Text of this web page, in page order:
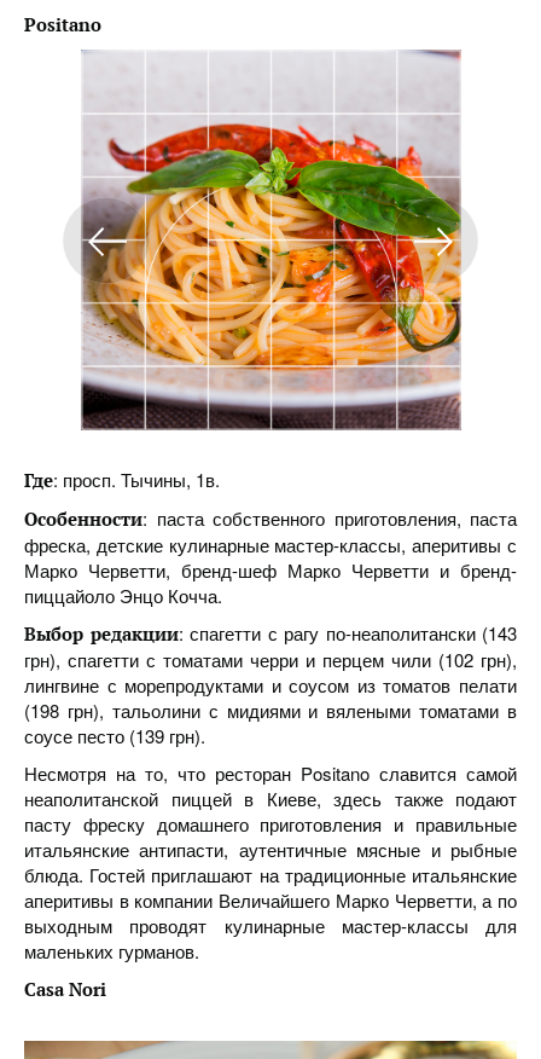
Positano
Где: просп. Тычины, 1в.
Особенности: паста собственного приготовления, паста
фреска, детские кулинарные мастер-классы, аперитивы с
Марко Черветти, бренд-шеф Марко Черветти и бренд-
пиццайоло Энцо Кочча.
Выбор редакции: спагетти с рагу по-неаполитански (143
грн), спагетти с томатами черри и перцем чили (102 грн),
лингвине с морепродуктами и соусом из томатов пелати
(198 грн), тальолини с мидиями и вялеными томатами в
соусе песто (139 грн).
Несмотря на то, что ресторан Positano славится самой
неаполитанской пиццей в Киеве, здесь также подают
пасту фреску домашнего приготовления и правильные
итальянские антипасти, аутентичные мясные и рыбные
блюда. Гостей приглашают на традиционные итальянские
аперитивы в компании Величайшего Марко Черветти, а по
выходным проводят кулинарные мастер-классы для
маленьких гурманов.
Casa Nori